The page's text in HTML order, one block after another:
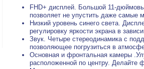
FHD+ дисплей. Большой 11-
позволяет не упустить даже самые
Низкий уровень синего света.
регулировку яркости экрана в
Звук. Четыре стереодинамика с
позволяющее погрузиться в
Основная и фронтальная камеры
расположенной по центру. Делайте